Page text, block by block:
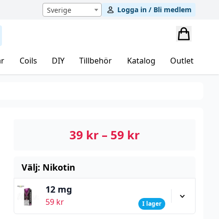
Sverige Logga in / Bli medlem
Coils DIY Tillbehör Katalog Outlet
39 kr– 59 kr
Välj: Nikotin
12 mg
59 kr I lager